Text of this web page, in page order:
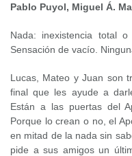
Pablo Puyol, Miguel Á.
Nada: inexistencia total
Sensación de vacío.
Lucas, Mateo y Juan son
final que les ayude a
Están a las puertas del
Porque lo crean o no, el
en mitad de la nada sin
pide a sus amigos un